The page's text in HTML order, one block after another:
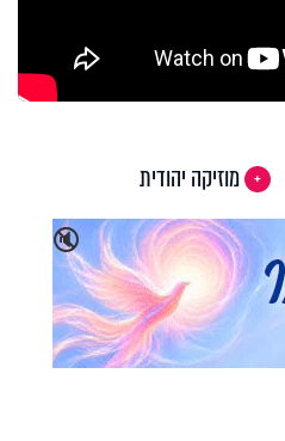
מוזיקה יהודית
🔇